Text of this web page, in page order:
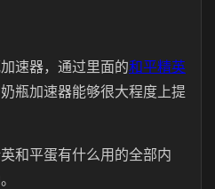
速器，通过里面的和平精英
瓶加速器能够很大程度上提
和平蛋有什么用的全部内